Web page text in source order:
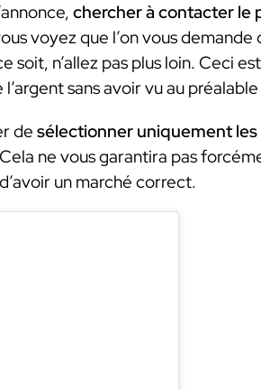
chercher à contacter le
voyez que l’on vous demande
soit, n’allez pas plus loin. Ceci
sans avoir vu au
de sélectionner uniquement
ne vous garantira pas
un marché correct.